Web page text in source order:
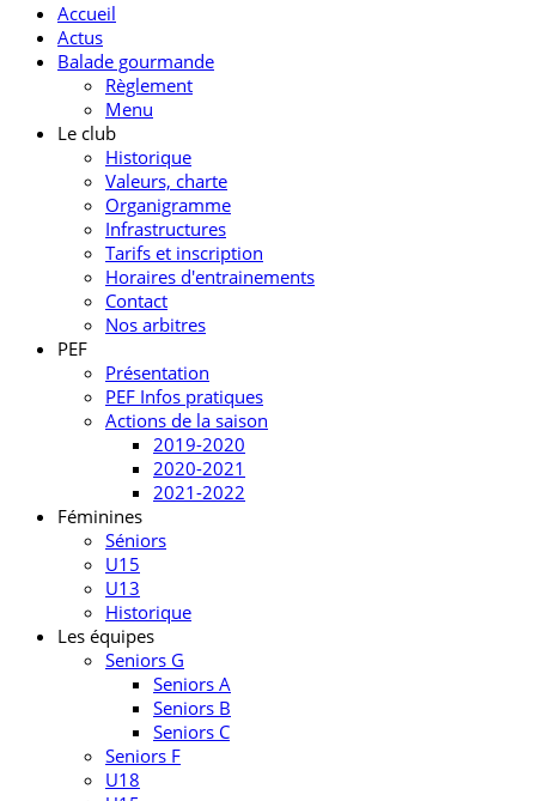
Accueil
Actus
Balade gourmande
Règlement
Menu
Le club
Historique
Valeurs, charte
Organigramme
Infrastructures
Tarifs et inscription
Horaires d'entrainements
Contact
Nos arbitres
PEF
Présentation
PEF Infos pratiques
Actions de la saison
2019-2020
2020-2021
2021-2022
Féminines
Séniors
U15
U13
Historique
Les équipes
Seniors G
Seniors A
Seniors B
Seniors C
Seniors F
U18